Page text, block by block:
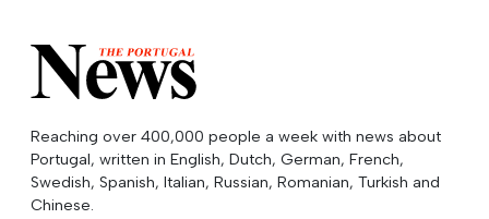
Reaching over 400,000 people a week with news about
Portugal, written in English, Dutch, German, French,
Swedish, Spanish, Italian, Russian, Romanian, Turkish and
Chinese.